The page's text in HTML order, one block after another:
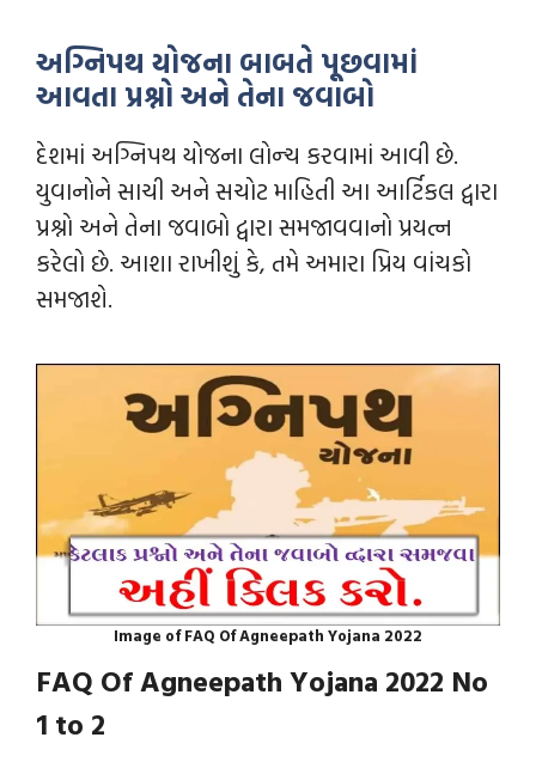
અગ્નિપથ યોજના બાબતે પૂછવામાં
આવતા પ્રશ્નો અને તેના જવાબો
દેશમાં અગ્નિપથ યોજના લોન્‍ચ કરવામાં આવી છે.
યુવાનોને સાચી અને સચોટ માહિતી આ આર્ટિકલ દ્વારા
પ્રશ્નો અને તેના જવાબો દ્વારા સમજાવવાનો પ્રયત્ન
કરેલો છે. આશા રાખીશું કે, તમે અમારા પ્રિય વાંચકો
સમજાશે.
Image of FAQ Of Agneepath Yojana 2022
FAQ Of Agneepath Yojana 2022 No
1 to 2